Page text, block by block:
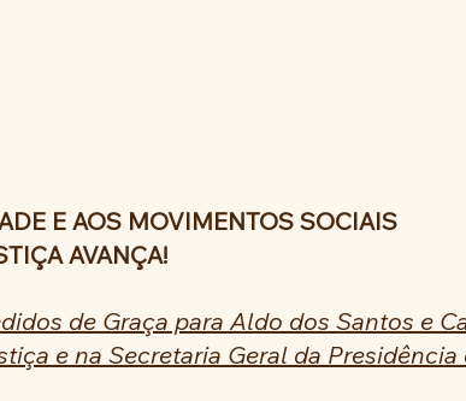
E AOS MOVIMENTOS SOCIAIS
AVANÇA!
de Graça para Aldo dos Santos e
e na Secretaria Geral da Presidência